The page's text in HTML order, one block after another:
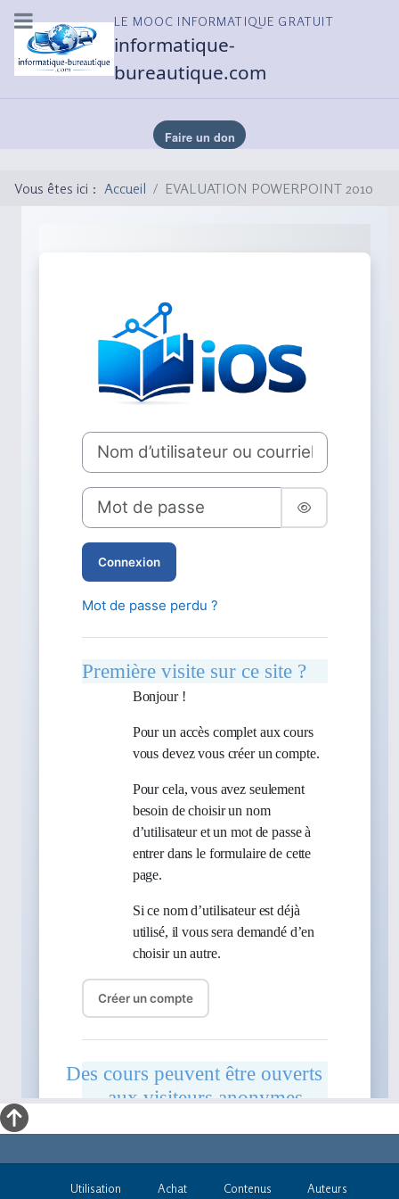
LE MOOC INFORMATIQUE GRATUIT
informatique-
bureautique.com
Vous êtes ici : Accueil EVALUATION POWERPOINT 2010
Utilisation Achat Contenus Auteurs